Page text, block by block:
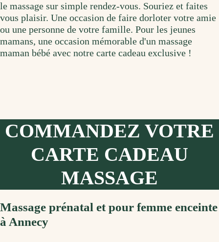
le massage sur simple rendez-vous. Souriez et faites
vous plaisir. Une occasion de faire dorloter votre amie
ou une personne de votre famille. Pour les jeunes
mamans, une occasion mémorable d'un massage
maman bébé avec notre carte cadeau exclusive !
COMMANDEZ VOTRE
CARTE CADEAU
MASSAGE
Massage prénatal et pour femme enceinte
à Annecy